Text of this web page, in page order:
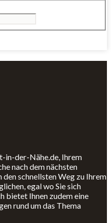
der-Nähe.de, Ihrem
nach dem nächsten
den schnellsten Weg zu Ihrem
egal wo Sie sich
bietet Ihnen zudem eine
rund um das Thema